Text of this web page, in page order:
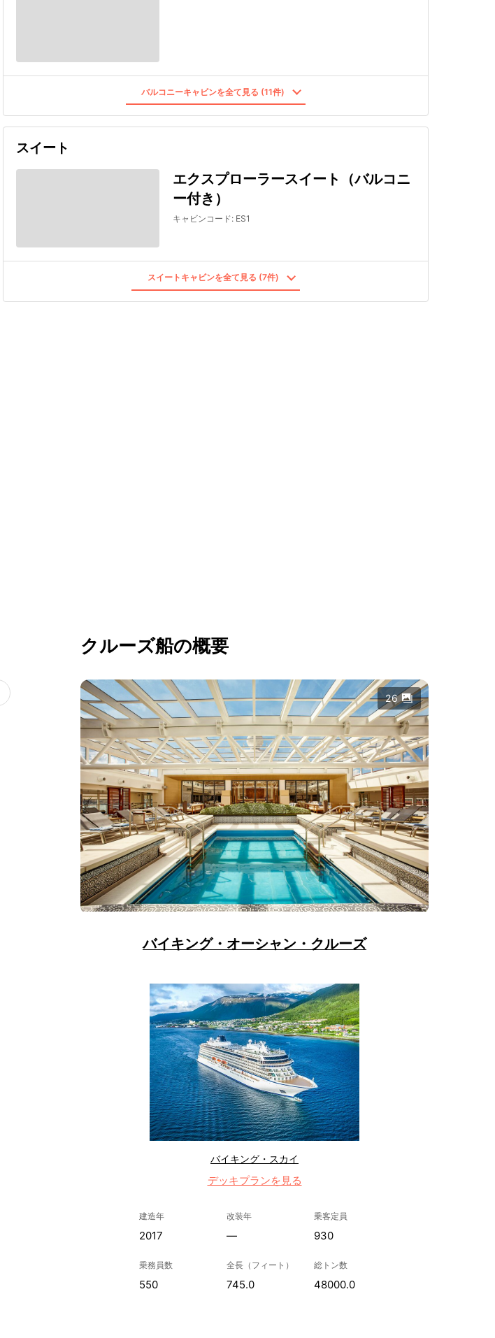
バルコニーキャビンを全て見る (11件)
スイート
エクスプローラースイート（バルコニ
ー付き）
キャビンコード: ES1
スイートキャビンを全て見る (7件)
クルーズ船の概要
26
バイキング・オーシャン・クルーズ
バイキング・スカイ
デッキプランを見る
建造年
2017
改装年
—
乗客定員
930
乗務員数
550
全長（フィート）
745.0
総トン数
48000.0